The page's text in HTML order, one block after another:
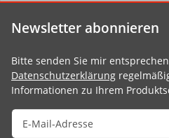
Newsletter abonnieren
Bitte senden Sie mir
Datenschutzerklärung
Informationen zu Ihrem